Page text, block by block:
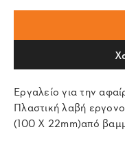
Εργαλείο για την
Πλαστική λαβή
(100 Χ 22mm)από